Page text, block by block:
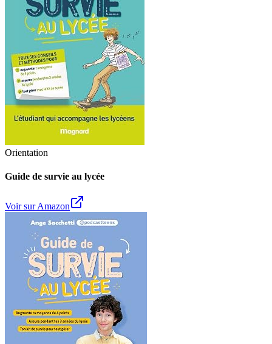
Orientation
Guide de survie au lycée
Voir sur Amazon